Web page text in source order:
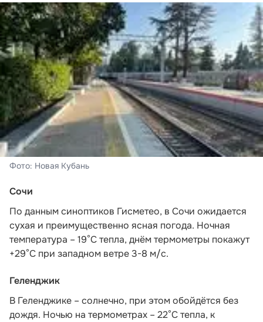
Фото: Новая Кубань
Сочи
По данным синоптиков Гисметео, в Сочи ожидается
сухая и преимущественно ясная погода. Ночная
температура – 19°C тепла, днём термометры покажут
+29°C при западном ветре 3-8 м/с.
Геленджик
В Геленджике – солнечно, при этом обойдётся без
дождя. Ночью на термометрах – 22°C тепла, к